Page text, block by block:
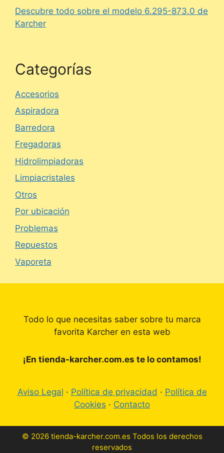
Descubre todo sobre el modelo 6.295-873.0 de
Karcher
Categorías
Accesorios
Aspiradora
Barredora
Fregadoras
Hidrolimpiadoras
Limpiacristales
Otros
Por ubicación
Problemas
Repuestos
Vaporeta
Todo lo que necesitas saber sobre tu marca
favorita Karcher en esta web
¡En tienda-karcher.com.es te lo contamos!
Aviso Legal · Política de privacidad · Política de
Cookies · Contacto
© 2026 tienda-karcher.com.es Todos los derechos
reservados